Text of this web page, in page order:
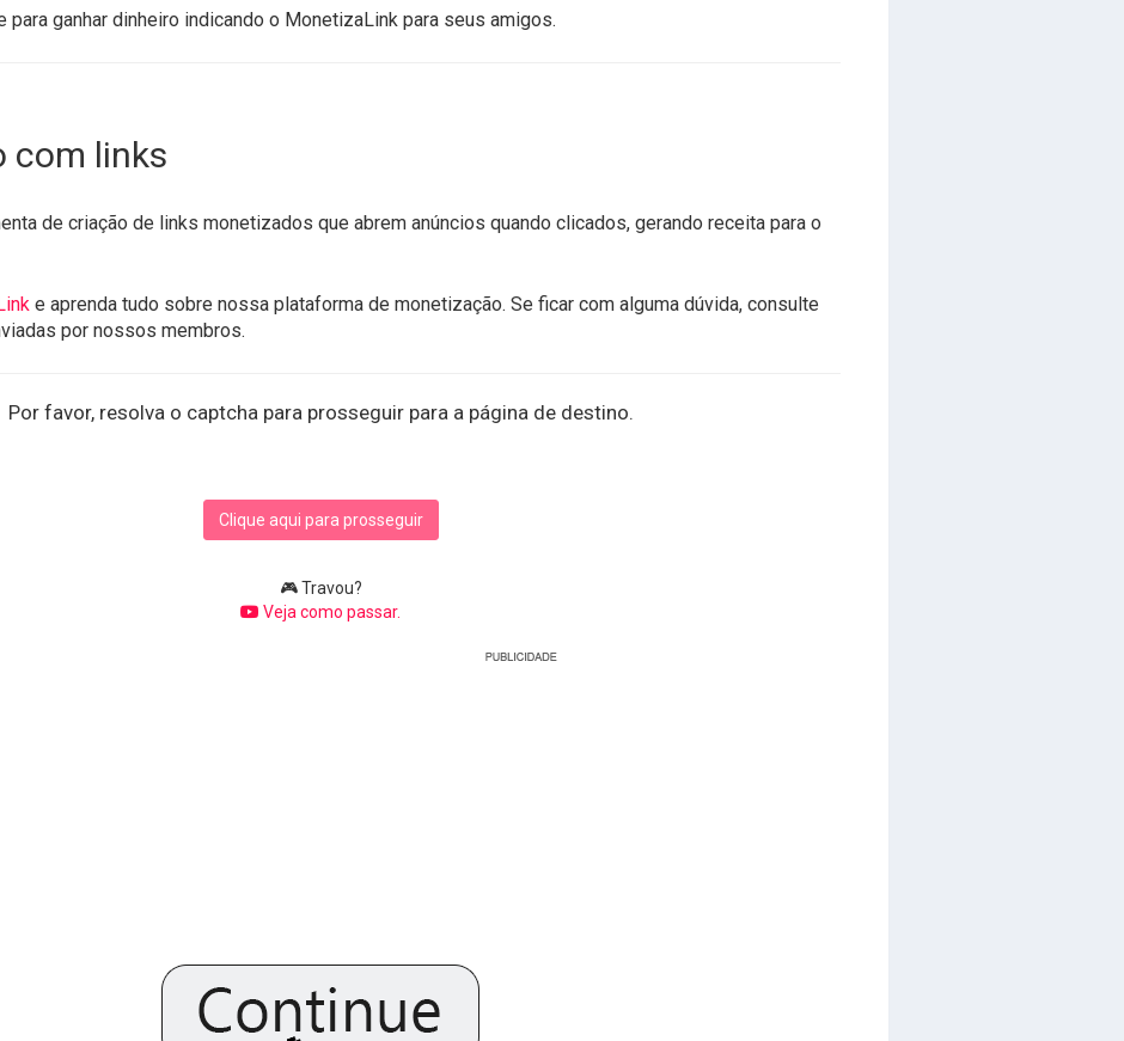
ganhar dinheiro indicando o MonetizaLink para seus amigos.
com links
de criação de links monetizados que abrem anúncios quando clicados, gerando receita para o
e aprenda tudo sobre nossa plataforma de monetização. Se ficar com alguma dúvida, consulte
por nossos membros.
Por favor, resolva o captcha para prosseguir para a página de destino.
Clique aqui para prosseguir
🎮 Travou?
Veja como passar.